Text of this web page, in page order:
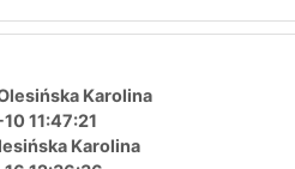
Karolina
11:47:21
Karolina